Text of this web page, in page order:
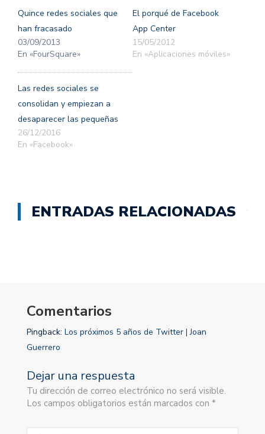
una
ventana
nueva)
ventana
Quince redes sociales que
han fracasado
03/09/2013
En «FourSquare»
El porqué de Facebook
App Center
15/05/2012
En «Aplicaciones móviles»
Las redes sociales se
consolidan y empiezan a
desaparecer las pequeñas
26/12/2016
En «Facebook»
ENTRADAS RELACIONADAS
Comentarios
Pingback: Los próximos 5 años de Twitter | Joan
Guerrero
Dejar una respuesta
Tu dirección de correo electrónico no será visible.
Los campos obligatorios están marcados con *